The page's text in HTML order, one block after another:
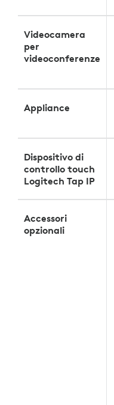
Videocamera
per
videoconferenze
Appliance
Dispositivo di
controllo touch
Logitech Tap IP
Accessori
opzionali